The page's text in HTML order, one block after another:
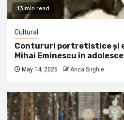
13 min read
Cultural
Contururi portretistice și
Mihai Eminescu în
May 14, 2026 Anca Sirghie